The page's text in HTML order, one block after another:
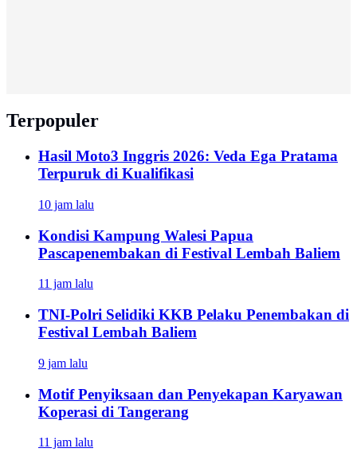
Terpopuler
Hasil Moto3 Inggris 2026: Veda Ega Pratama
Terpuruk di Kualifikasi
10 jam lalu
Kondisi Kampung Walesi Papua
Pascapenembakan di Festival Lembah Baliem
11 jam lalu
TNI-Polri Selidiki KKB Pelaku Penembakan di
Festival Lembah Baliem
9 jam lalu
Motif Penyiksaan dan Penyekapan Karyawan
Koperasi di Tangerang
11 jam lalu